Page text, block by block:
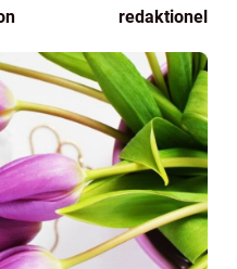
redaktionel